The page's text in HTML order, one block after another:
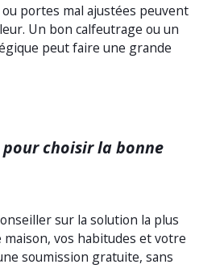
portes mal ajustées peuvent
Un bon calfeutrage ou un
peut faire une grande
pour choisir la bonne
sur la solution la plus
vos habitudes et votre
soumission gratuite, sans